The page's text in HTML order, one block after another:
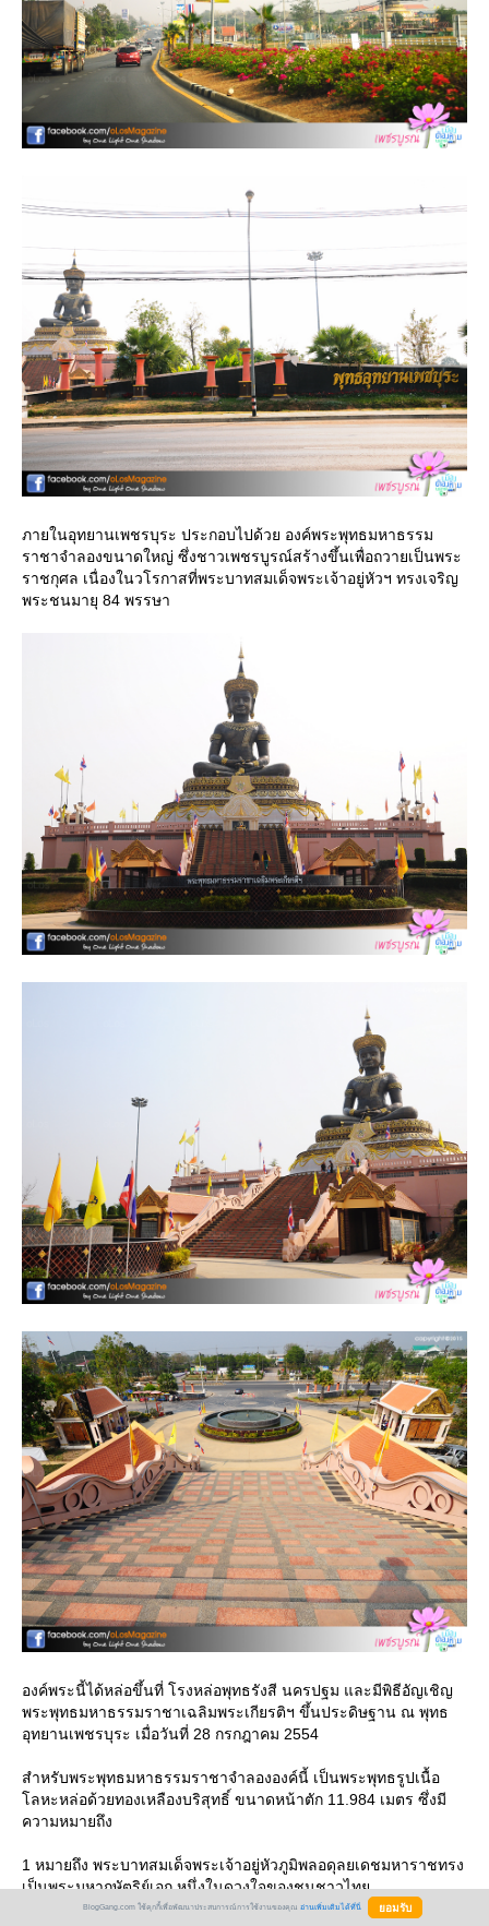
ภายในอุทยานเพชรบุระ ประกอบไปด้วย องค์พระพุทธมหาธรรม
ราชาจำลองขนาดใหญ่ ซึ่งชาวเพชรบูรณ์สร้างขึ้นเพื่อถวายเป็นพระ
ราชกุศล เนื่องในวโรกาสที่พระบาทสมเด็จพระเจ้าอยู่หัวฯ ทรงเจริญ
พระชนมายุ 84 พรรษา
องค์พระนี้ได้หล่อขึ้นที่ โรงหล่อพุทธรังสี นครปฐม และมีพิธีอัญเชิญ
พระพุทธมหาธรรมราชาเฉลิมพระเกียรติฯ ขึ้นประดิษฐาน ณ พุทธ
อุทยานเพชรบุระ เมื่อวันที่ 28 กรกฎาคม 2554
สำหรับพระพุทธมหาธรรมราชาจำลององค์นี้ เป็นพระพุทธรูปเนื้อ
ลหะหล่อด้วยทองเหลืองบริสุทธิ์ ขนาดหน้าตัก 11.984 เมตร ซึ่งมี
ความหมายถึง
1 หมายถึง พระบาทสมเด็จพระเจ้าอยู่หัวภูมิพลอดุลยเดชมหาราชทรง
เป็นพระมหากษัตริย์เอก หนึ่งในดวงใจของชนชาวไท
1 หมายถึง พระพุทธมหาธรรมราชา ซึ่งมีเพียงองค์เดียวในโลก เป็น
BlogGang.com ใช้คุกกี้เพื่อพัฒนาประสบการณ์การใช้งานของคุณ อ่านเพิ่มเติมได้ที่นี่